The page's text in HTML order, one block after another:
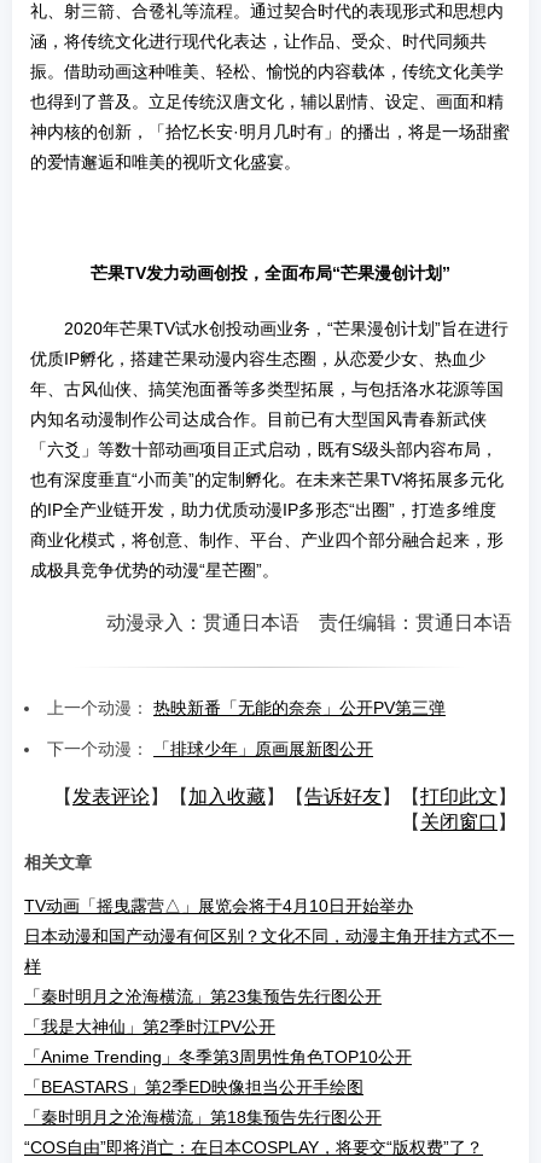
礼、射三箭、合卺礼等流程。通过契合时代的表现形式和思想内
涵，将传统文化进行现代化表达，让作品、受众、时代同频共
振。借助动画这种唯美、轻松、愉悦的内容载体，传统文化美学
也得到了普及。立足传统汉唐文化，辅以剧情、设定、画面和精
神内核的创新，「拾忆长安·明月几时有」的播出，将是一场甜蜜
的爱情邂逅和唯美的视听文化盛宴。
芒果TV发力动画创投，全面布局“芒果漫创计划”
2020年芒果TV试水创投动画业务，“芒果漫创计划”旨在进行
优质IP孵化，搭建芒果动漫内容生态圈，从恋爱少女、热血少
年、古风仙侠、搞笑泡面番等多类型拓展，与包括洛水花源等国
内知名动漫制作公司达成合作。目前已有大型国风青春新武侠
「六爻」等数十部动画项目正式启动，既有S级头部内容布局，
也有深度垂直“小而美”的定制孵化。在未来芒果TV将拓展多元化
的IP全产业链开发，助力优质动漫IP多形态“出圈”，打造多维度
商业化模式，将创意、制作、平台、产业四个部分融合起来，形
成极具竞争优势的动漫“星芒圈”。
动漫录入：贯通日本语 责任编辑：贯通日本语
上一个动漫： 热映新番「无能的奈奈」公开PV第三弹
下一个动漫： 「排球少年」原画展新图公开
【 发表评论】【 加入收藏】【告诉好友】【打印此文 】
【 关闭窗口 】
相关文章
TV动画「摇曳露营△」展览会将于4月10日开始举办
日本动漫和国产动漫有何区别？文化不同，动漫主角开挂方式不一
样
「秦时明月之沧海横流」第23集预告先行图公开
「我是大神仙」第2季时江PV公开
「Anime Trending」冬季第3周男性角色TOP10公开
「BEASTARS」第2季ED映像担当公开手绘图
「秦时明月之沧海横流」第18集预告先行图公开
“COS自由”即将消亡：在日本COSPLAY，将要交“版权费”了？